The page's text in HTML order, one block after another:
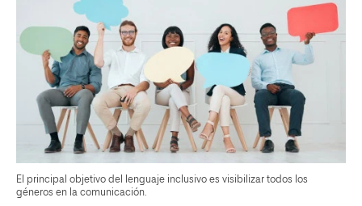
El principal objetivo del lenguaje inclusivo es visibilizar todos los
géneros en la comunicación.